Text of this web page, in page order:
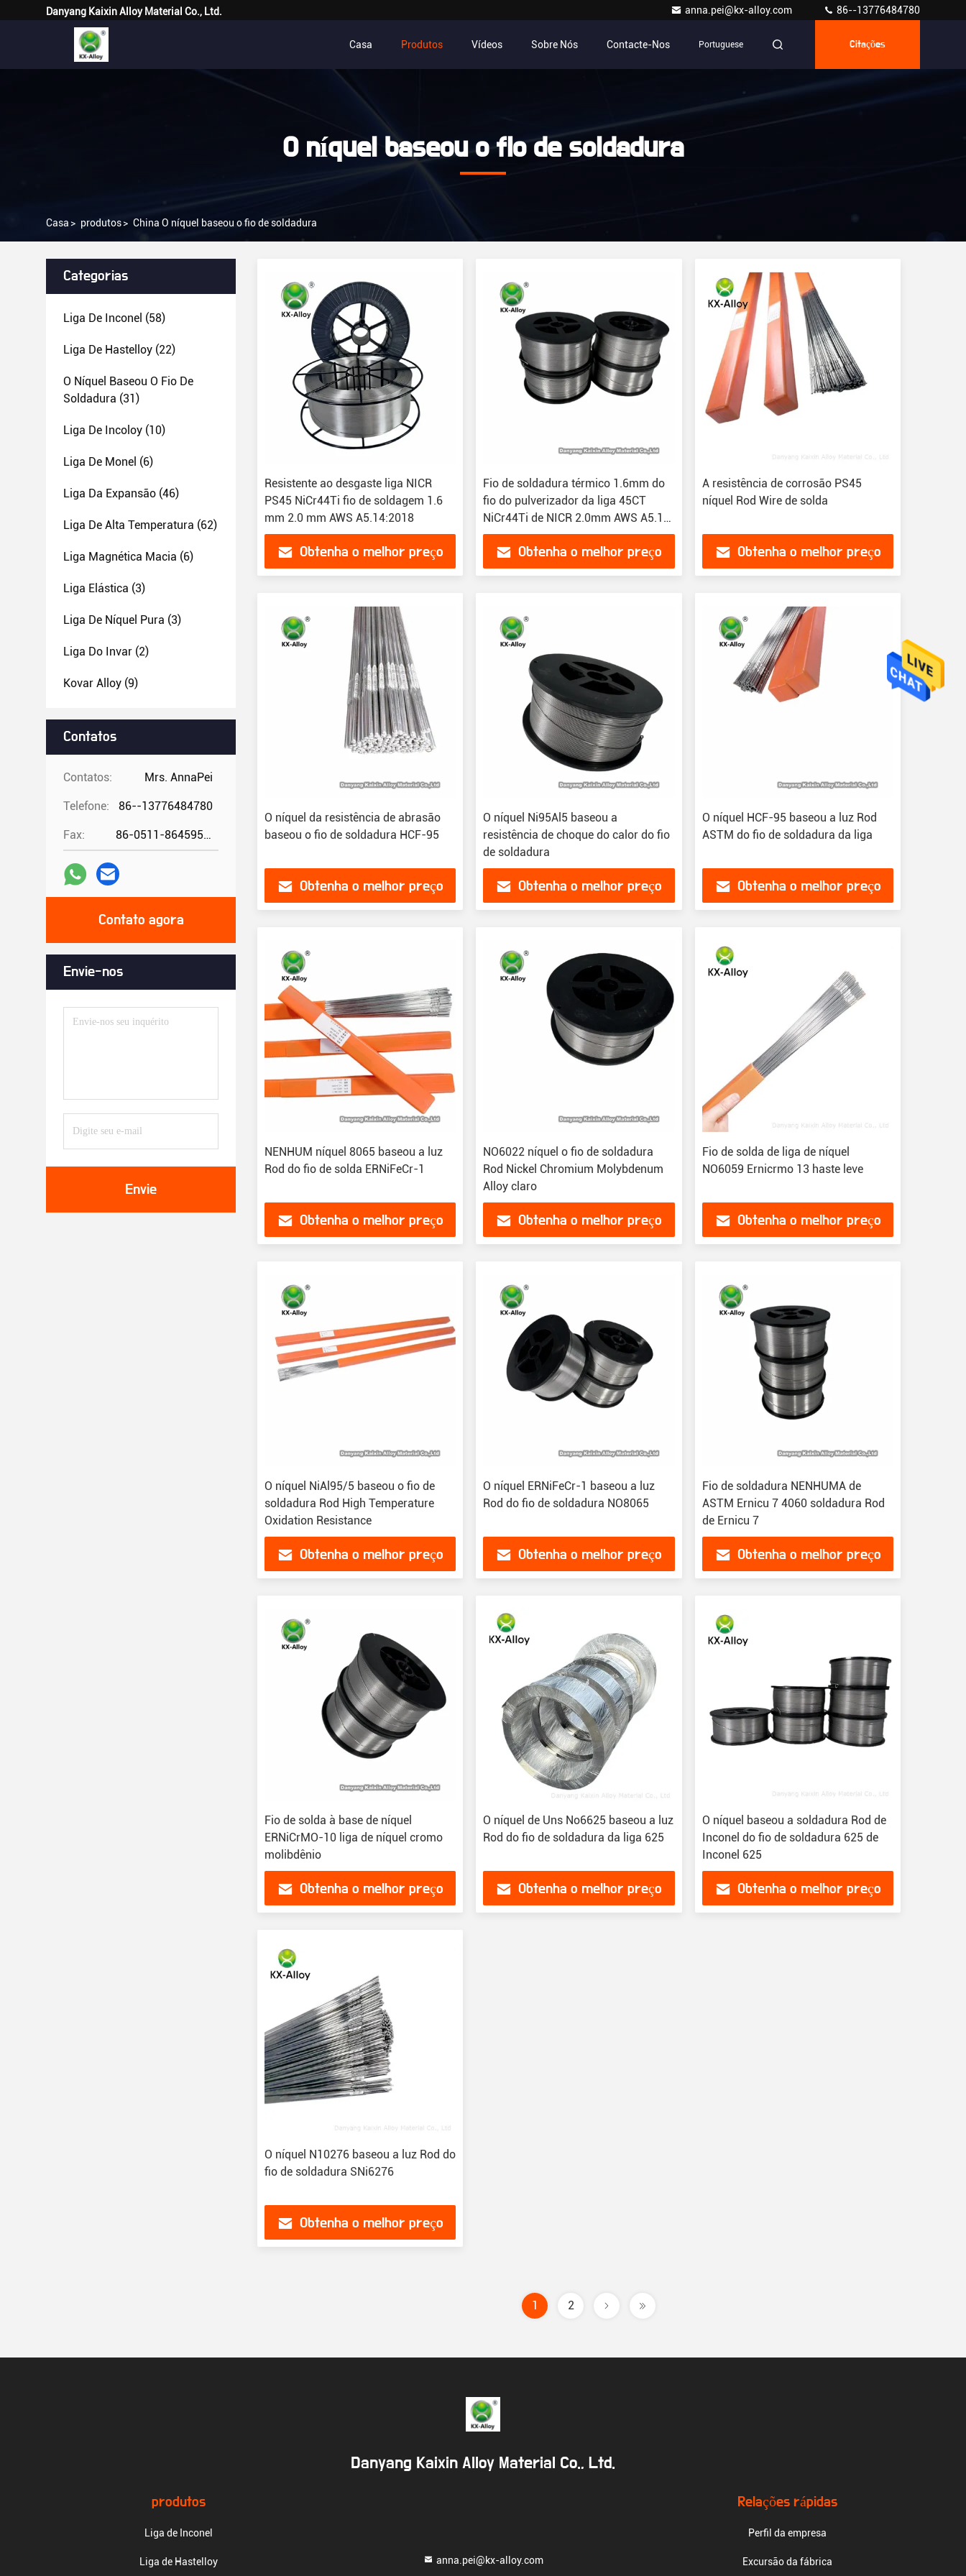
Danyang Kaixin Alloy Material Co., Ltd. anna.pei@kx-alloy.com 86--13776484780
Casa Produtos Vídeos Sobre Nós Contacte-Nos Portuguese Citações
O níquel baseou o fio de soldadura
Casa > produtos> China O níquel baseou o fio de soldadura
Categorias
Liga De Inconel (58)
Liga De Hastelloy (22)
O Níquel Baseou O Fio De
Soldadura (31)
Liga De Incoloy (10)
Liga De Monel (6)
Liga Da Expansão (46)
Liga De Alta Temperatura (62)
Liga Magnética Macia (6)
Liga Elástica (3)
Liga De Níquel Pura (3)
Liga Do Invar (2)
Kovar Alloy (9)
Contatos
Contatos: Mrs. AnnaPei
Telefone: 86--13776484780
Fax: 86-0511-86459557
Contato agora
Envie-nos
Envie
Resistente ao desgaste liga NICR
PS45 NiCr44Ti fio de soldagem 1.6
mm 2.0 mm AWS A5.14:2018
Obtenha o melhor preço
Fio de soldadura térmico 1.6mm do
fio do pulverizador da liga 45CT
NiCr44Ti de NICR 2.0mm AWS A5.14:
2018
Obtenha o melhor preço
A resistência de corrosão PS45
níquel Rod Wire de solda
Obtenha o melhor preço
O níquel da resistência de abrasão
baseou o fio de soldadura HCF-95
Obtenha o melhor preço
O níquel Ni95Al5 baseou a
resistência de choque do calor do fio
de soldadura
Obtenha o melhor preço
O níquel HCF-95 baseou a luz Rod
ASTM do fio de soldadura da liga
Obtenha o melhor preço
NENHUM níquel 8065 baseou a luz
Rod do fio de solda ERNiFeCr-1
Obtenha o melhor preço
NO6022 níquel o fio de soldadura
Rod Nickel Chromium Molybdenum
Alloy claro
Obtenha o melhor preço
Fio de solda de liga de níquel
NO6059 Ernicrmo 13 haste leve
Obtenha o melhor preço
O níquel NiAl95/5 baseou o fio de
soldadura Rod High Temperature
Oxidation Resistance
Obtenha o melhor preço
O níquel ERNiFeCr-1 baseou a luz
Rod do fio de soldadura NO8065
Obtenha o melhor preço
Fio de soldadura NENHUMA de
ASTM Ernicu 7 4060 soldadura Rod
de Ernicu 7
Obtenha o melhor preço
Fio de solda à base de níquel
ERNiCrMO-10 liga de níquel cromo
molibdênio
Obtenha o melhor preço
O níquel de Uns No6625 baseou a luz
Rod do fio de soldadura da liga 625
Obtenha o melhor preço
O níquel baseou a soldadura Rod de
Inconel do fio de soldadura 625 de
Inconel 625
Obtenha o melhor preço
O níquel N10276 baseou a luz Rod do
fio de soldadura SNi6276
Obtenha o melhor preço
1 2
Danyang Kaixin Alloy Material Co., Ltd.
produtos
Liga de Inconel
Liga de Hastelloy anna.pei@kx-alloy.com
Relações rápidas
Perfil da empresa
Excursão da fábrica